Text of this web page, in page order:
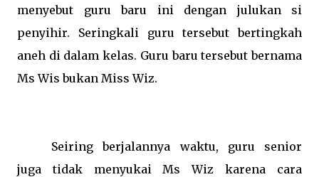
menyebut guru baru ini dengan julukan si
penyihir. Seringkali guru tersebut bertingkah
aneh di dalam kelas. Guru baru tersebut bernama
Ms Wis bukan Miss Wiz.
Seiring berjalannya waktu, guru senior
juga tidak menyukai Ms Wiz karena cara